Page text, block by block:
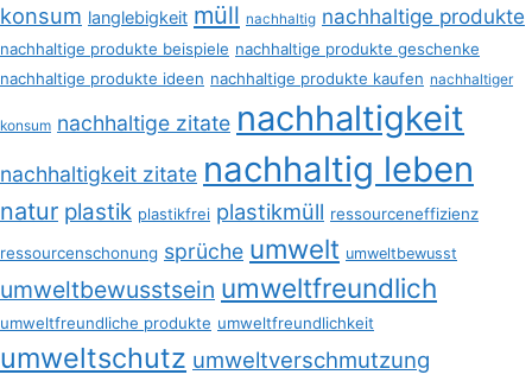
konsum langlebigkeit müll nachhaltig nachhaltige produkte
nachhaltige produkte beispiele nachhaltige produkte geschenke
nachhaltige produkte ideen nachhaltige produkte kaufen nachhaltiger
konsum nachhaltige zitate nachhaltigkeit
nachhaltigkeit zitate nachhaltig leben
natur plastik plastikfrei plastikmüll ressourceneffizienz
ressourcenschonung sprüche umwelt umweltbewusst
umweltbewusstsein umweltfreundlich
umweltfreundliche produkte umweltfreundlichkeit
umweltschutz umweltverschmutzung